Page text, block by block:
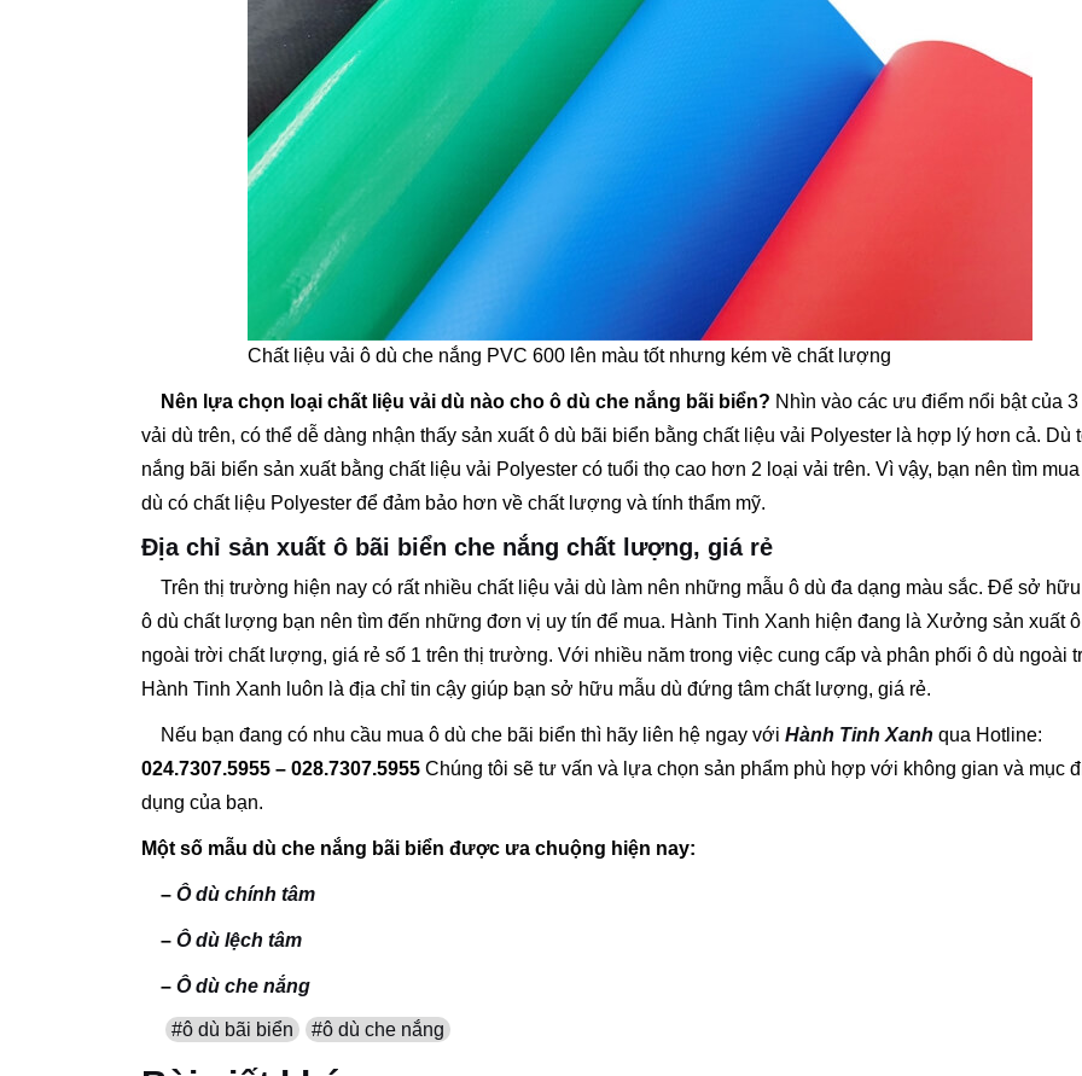
Chất liệu vải ô dù che nắng PVC 600 lên màu tốt nhưng kém về chất lượng
Nên lựa chọn loại chất liệu vải dù nào cho ô dù che nắng bãi biển? Nhìn vào các ưu điểm nổi bật của 3
vải dù trên, có thể dễ dàng nhận thấy sản xuất ô dù bãi biển bằng chất liệu vải Polyester là hợp lý hơn cả. Dù
nắng bãi biển sản xuất bằng chất liệu vải Polyester có tuổi thọ cao hơn 2 loại vải trên. Vì vậy, bạn nên tìm
dù có chất liệu Polyester để đảm bảo hơn về chất lượng và tính thẩm mỹ.
Địa chỉ sản xuất ô bãi biển che nắng chất lượng, giá rẻ
Trên thị trường hiện nay có rất nhiều chất liệu vải dù làm nên những mẫu ô dù đa dạng màu sắc. Để sở
ô dù chất lượng bạn nên tìm đến những đơn vị uy tín để mua. Hành Tinh Xanh hiện đang là Xưởng sản xuất
ngoài trời chất lượng, giá rẻ số 1 trên thị trường. Với nhiều năm trong việc cung cấp và phân phối ô dù ngoài
Hành Tinh Xanh luôn là địa chỉ tin cậy giúp bạn sở hữu mẫu dù đứng tâm chất lượng, giá rẻ.
Nếu bạn đang có nhu cầu mua ô dù che bãi biển thì hãy liên hệ ngay với Hành Tinh Xanh qua Hotline:
024.7307.5955 – 028.7307.5955 Chúng tôi sẽ tư vấn và lựa chọn sản phẩm phù hợp với không gian và mục
dụng của bạn.
Một số mẫu dù che nắng bãi biển được ưa chuộng hiện nay:
– Ô dù chính tâm
– Ô dù lệch tâm
– Ô dù che nắng
#ô dù bãi biển #ô dù che nắng